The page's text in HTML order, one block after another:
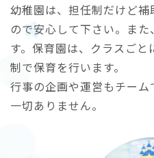
幼稚園は、担任制だけど
ので安心して下さい。ま
す。保育園は、クラスご
制で保育を行います。
行事の企画や運営もチー
一切ありません。